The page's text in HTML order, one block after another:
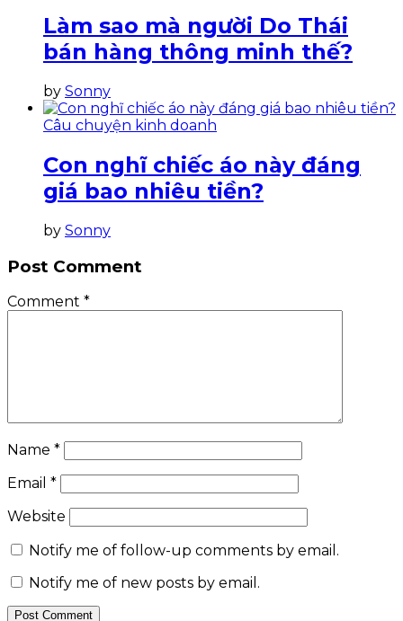
Làm sao mà người Do Thái
bán hàng thông minh thế?
by Sonny
Câu chuyện kinh doanh
Con nghĩ chiếc áo này đáng
giá bao nhiêu tiền?
by Sonny
Post Comment
Comment *
Name *
Email *
Website
Notify me of follow-up comments by email.
Notify me of new posts by email.